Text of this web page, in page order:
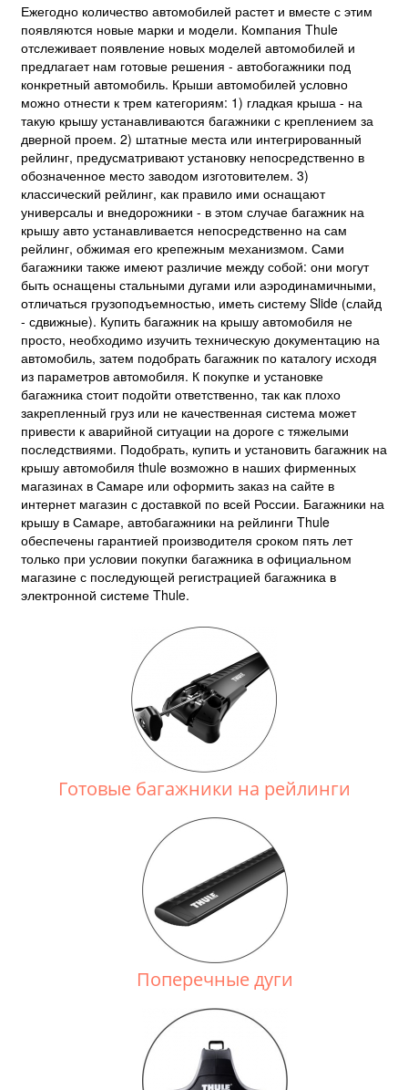
Ежегодно количество автомобилей растет и вместе с этим
появляются новые марки и модели. Компания Thule
отслеживает появление новых моделей автомобилей и
предлагает нам готовые решения - автобогажники под
конкретный автомобиль. Крыши автомобилей условно
можно отнести к трем категориям: 1) гладкая крыша - на
такую крышу устанавливаются багажники с креплением за
дверной проем. 2) штатные места или интегрированный
рейлинг, предусматривают установку непосредственно в
обозначенное место заводом изготовителем. 3)
классический рейлинг, как правило ими оснащают
универсалы и внедорожники - в этом случае багажник на
крышу авто устанавливается непосредственно на сам
рейлинг, обжимая его крепежным механизмом. Сами
багажники также имеют различие между собой: они могут
быть оснащены стальными дугами или аэродинамичными,
отличаться грузоподъемностью, иметь систему Slide (слайд
- сдвижные). Купить багажник на крышу автомобиля не
просто, необходимо изучить техническую документацию на
автомобиль, затем подобрать багажник по каталогу исходя
из параметров автомобиля. К покупке и установке
багажника стоит подойти ответственно, так как плохо
закрепленный груз или не качественная система может
привести к аварийной ситуации на дороге с тяжелыми
последствиями. Подобрать, купить и установить багажник на
крышу автомобиля thule возможно в наших фирменных
магазинах в Самаре или оформить заказ на сайте в
интернет магазин с доставкой по всей России. Багажники на
крышу в Самаре, автобагажники на рейлинги Thule
обеспечены гарантией производителя сроком пять лет
только при условии покупки багажника в официальном
магазине с последующей регистрацией багажника в
электронной системе Thule.
Готовые багажники на рейлинги
Поперечные дуги